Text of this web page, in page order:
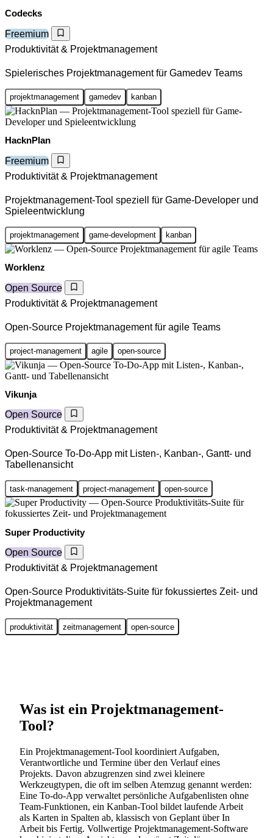
Codecks
Freemium
Produktivität & Projektmanagement
Spielerisches Projektmanagement für Gamedev Teams
projektmanagement gamedev kanban
HacknPlan
Freemium
Produktivität & Projektmanagement
Projektmanagement-Tool speziell für Game-Developer und
Spieleentwicklung
projektmanagement game-development kanban
Worklenz
Open Source
Produktivität & Projektmanagement
Open-Source Projektmanagement für agile Teams
project-management agile open-source
Vikunja
Open Source
Produktivität & Projektmanagement
Open-Source To-Do-App mit Listen-, Kanban-, Gantt- und
Tabellenansicht
task-management project-management open-source
Super Productivity
Open Source
Produktivität & Projektmanagement
Open-Source Produktivitäts-Suite für fokussiertes Zeit- und
Projektmanagement
produktivität zeitmanagement open-source
Was ist ein Projektmanagement-
Tool?
Ein Projektmanagement-Tool koordiniert Aufgaben,
Verantwortliche und Termine über den Verlauf eines
Projekts. Davon abzugrenzen sind zwei kleinere
Werkzeugtypen, die oft im selben Atemzug genannt werden:
Eine To-do-App verwaltet persönliche Aufgabenlisten ohne
Team-Funktionen, ein Kanban-Tool bildet laufende Arbeit
als Karten in Spalten ab, klassisch von Geplant über In
Arbeit bis Fertig. Vollwertige Projektmanagement-Software